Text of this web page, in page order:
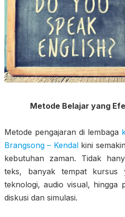
Metode Belajar yang
Metode pengajaran di lembaga
Brangsong – Kendalkini
kebutuhan zaman. Tidak
teks, banyak tempat kursus
teknologi, audio visual, hingga
diskusi dan simulasi.